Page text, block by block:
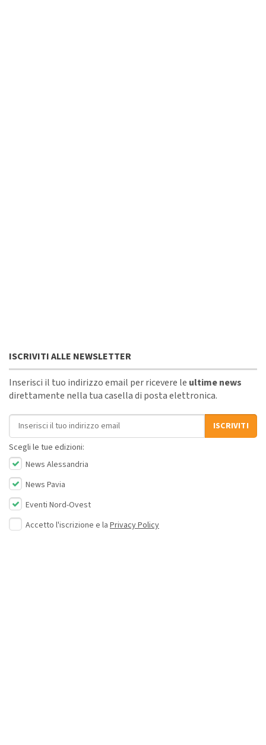
ISCRIVITI ALLE NEWSLETTER
Inserisci il tuo indirizzo email per ricevere le ultime news
direttamente nella tua casella di posta elettronica.
Indirizzo email
ISCRIVITI
Scegli le tue edizioni:
News Alessandria
News Pavia
Eventi Nord-Ovest
Accetto l'iscrizione e la Privacy Policy